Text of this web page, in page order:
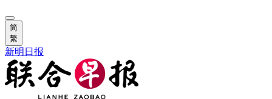
简
繁
新明日报